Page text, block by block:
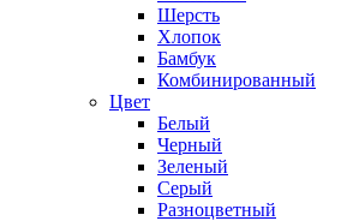
Шерсть
Хлопок
Бамбук
Комбинированный
Цвет
Белый
Черный
Зеленый
Серый
Разноцветный